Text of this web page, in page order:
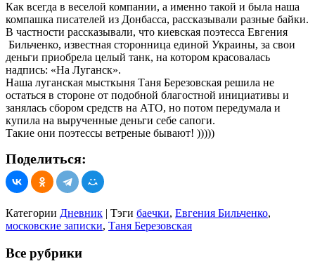
танк
или
сапоги?!
Как всегда в веселой компании, а именно такой и была наша
компашка писателей из Донбасса, рассказывали разные байки.
В частности рассказывали, что киевская поэтесса Евгения
Бильченко, известная сторонница единой Украины, за свои
деньги приобрела целый танк, на котором красовалась
надпись: «На Луганск».
Наша луганская мысткыня Таня Березовская решила не
остаться в стороне от подобной благостной инициативы и
занялась сбором средств на АТО, но потом передумала и
купила на вырученные деньги себе сапоги.
Такие они поэтессы ветреные бывают! )))))
Поделиться:
Категории Дневник | Тэги баечки, Евгения Бильченко,
московские записки, Таня Березовская
Все рубрики